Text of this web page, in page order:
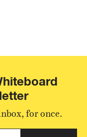
for once.